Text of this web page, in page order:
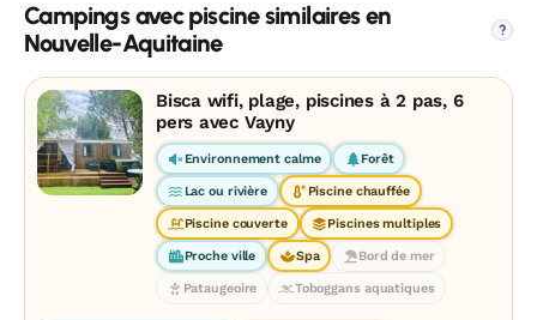
Campings avec piscine similaires en
Nouvelle-Aquitaine
?
Bisca wifi, plage, piscines à 2 pas, 6
pers avec Vayny
Environnement calme Forêt
Lac ou rivière Piscine chauffée
Piscine couverte Piscines multiples
Proche ville Spa Bord de mer
Pataugeoire Toboggans aquatiques